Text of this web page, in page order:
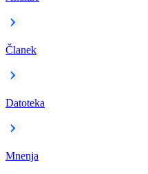
Članek
Datoteka
Mnenja